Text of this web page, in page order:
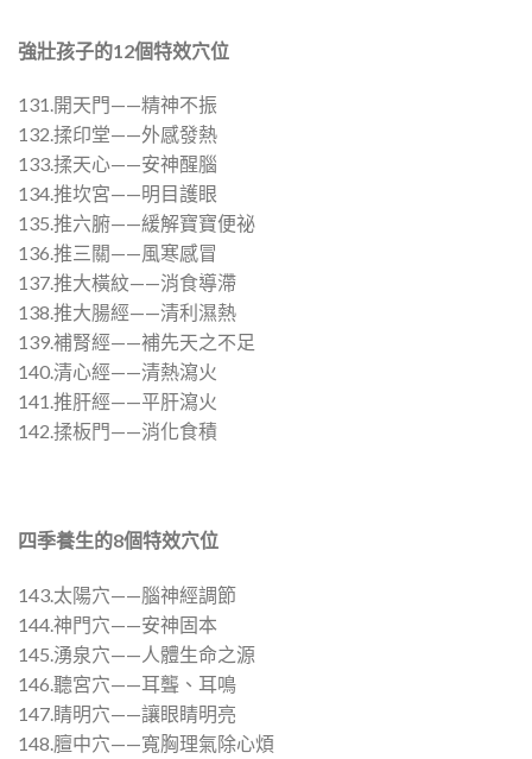
強壯孩子的12個特效穴位
131.開天門——精神不振
132.揉印堂——外感發熱
133.揉天心——安神醒腦
134.推坎宮——明目護眼
135.推六腑——緩解寶寶便祕
136.推三關——風寒感冒
137.推大橫紋——消食導滯
138.推大腸經——清利濕熱
139.補腎經——補先天之不足
140.清心經——清熱瀉火
141.推肝經——平肝瀉火
142.揉板門——消化食積
四季養生的8個特效穴位
143.太陽穴——腦神經調節
144.神門穴——安神固本
145.湧泉穴——人體生命之源
146.聽宮穴——耳聾、耳鳴
147.睛明穴——讓眼睛明亮
148.膻中穴——寬胸理氣除心煩